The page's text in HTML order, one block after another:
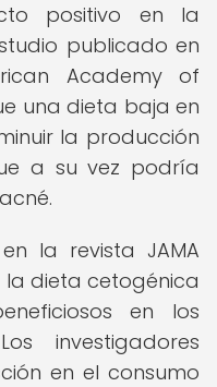
positivo en la
publicado en
Academy of
una dieta baja en
la producción
a su vez podría
la revista JAMA
la dieta cetogénica
en los
investigadores
en el consumo